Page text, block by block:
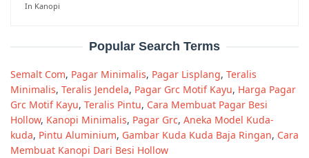
In Kanopi
Popular Search Terms
Semalt Com, Pagar Minimalis, Pagar Lisplang, Teralis
Minimalis, Teralis Jendela, Pagar Grc Motif Kayu, Harga Pagar
Grc Motif Kayu, Teralis Pintu, Cara Membuat Pagar Besi
Hollow, Kanopi Minimalis, Pagar Grc, Aneka Model Kuda-
kuda, Pintu Aluminium, Gambar Kuda Kuda Baja Ringan, Cara
Membuat Kanopi Dari Besi Hollow